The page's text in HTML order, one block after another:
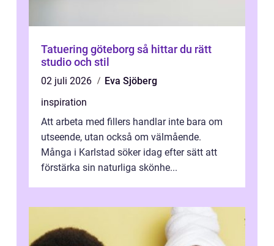
Tatuering göteborg så hittar du rätt
studio och stil
02 juli 2026
Eva Sjöberg
inspiration
Att arbeta med fillers handlar inte bara om
utseende, utan också om välmående.
Många i Karlstad söker idag efter sätt att
förstärka sin naturliga skönhe...